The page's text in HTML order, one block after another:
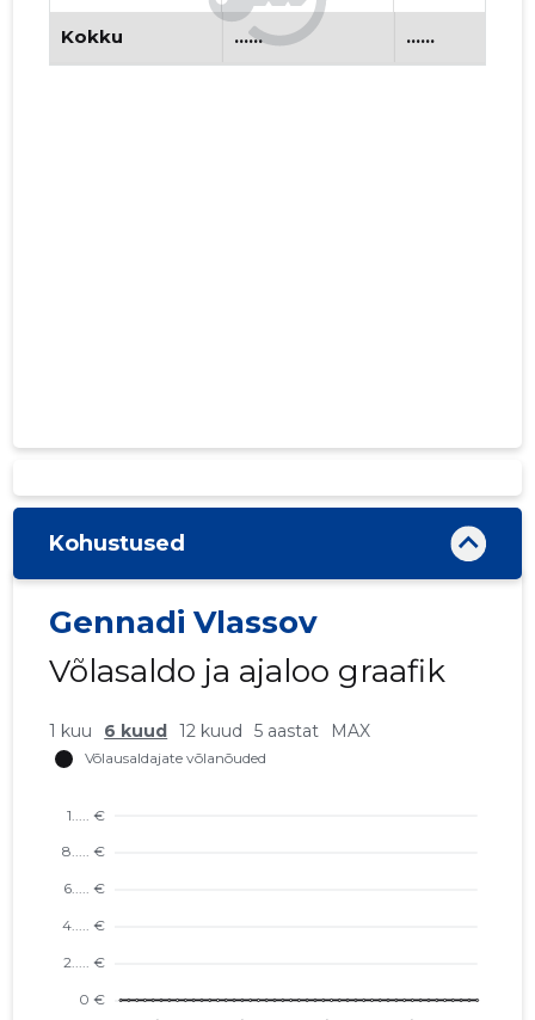
Kokku ...... ......
Kohustused
Gennadi Vlassov
Võlasaldo ja ajaloo graafik
1 kuu 6 kuud 12 kuud 5 aastat MAX